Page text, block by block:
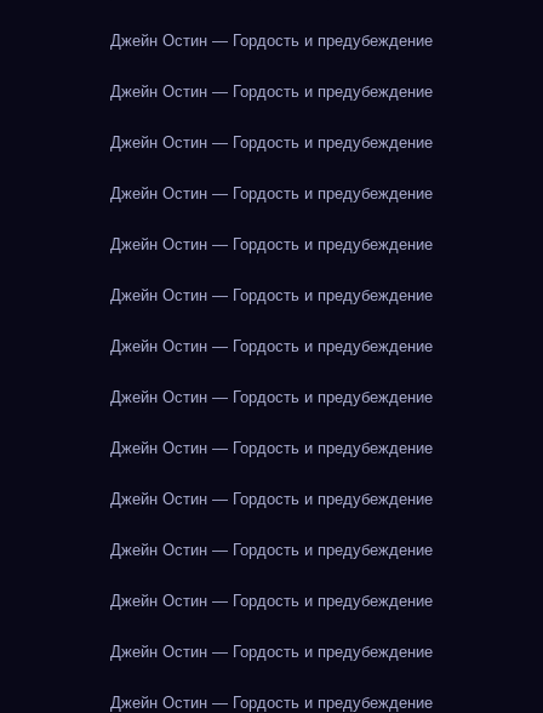
Джейн Остин — Гордость и предубеждение
Джейн Остин — Гордость и предубеждение
Джейн Остин — Гордость и предубеждение
Джейн Остин — Гордость и предубеждение
Джейн Остин — Гордость и предубеждение
Джейн Остин — Гордость и предубеждение
Джейн Остин — Гордость и предубеждение
Джейн Остин — Гордость и предубеждение
Джейн Остин — Гордость и предубеждение
Джейн Остин — Гордость и предубеждение
Джейн Остин — Гордость и предубеждение
Джейн Остин — Гордость и предубеждение
Джейн Остин — Гордость и предубеждение
Джейн Остин — Гордость и предубеждение